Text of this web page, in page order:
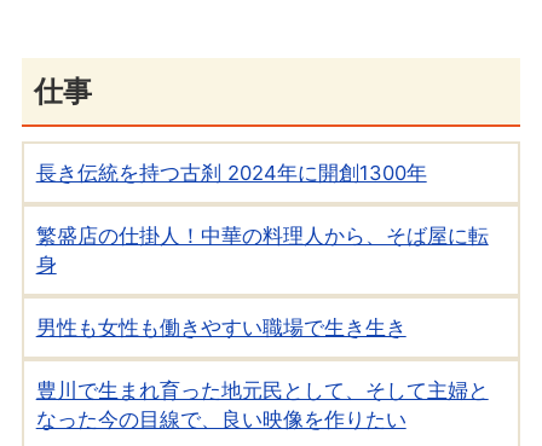
仕事
長き伝統を持つ古刹 2024年に開創1300年
繁盛店の仕掛人！中華の料理人から、そば屋に転
身
男性も女性も働きやすい職場で生き生き
豊川で生まれ育った地元民として、そして主婦と
なった今の目線で、良い映像を作りたい